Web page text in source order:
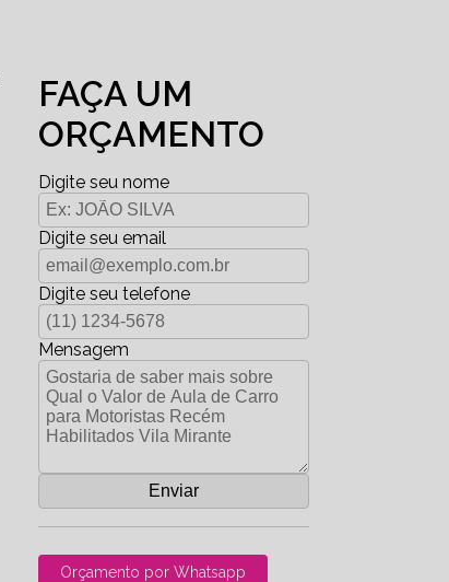
FAÇA UM
ORÇAMENTO
Digite seu nome
Digite seu email
Digite seu telefone
Mensagem
Orçamento por Whatsapp